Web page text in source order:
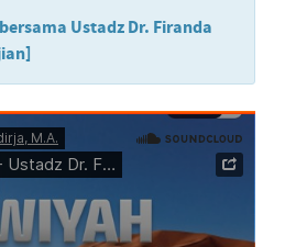
Ustadz Dr. Firanda